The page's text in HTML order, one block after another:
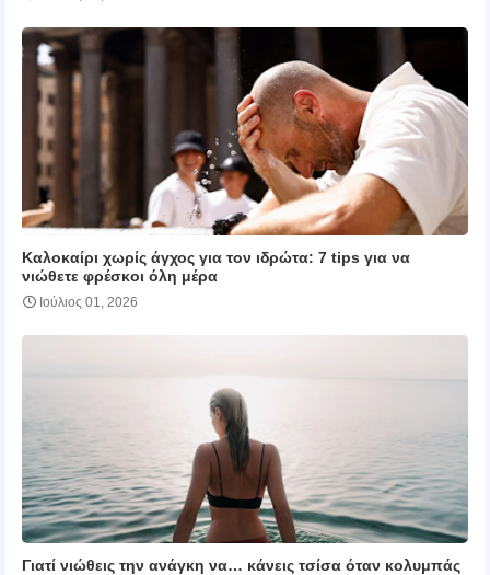
Καλοκαίρι χωρίς άγχος για τον ιδρώτα: 7 tips για να
νιώθετε φρέσκοι όλη μέρα
Ιούλιος 01, 2026
Γιατί νιώθεις την ανάγκη να… κάνεις τσίσα όταν κολυμπάς